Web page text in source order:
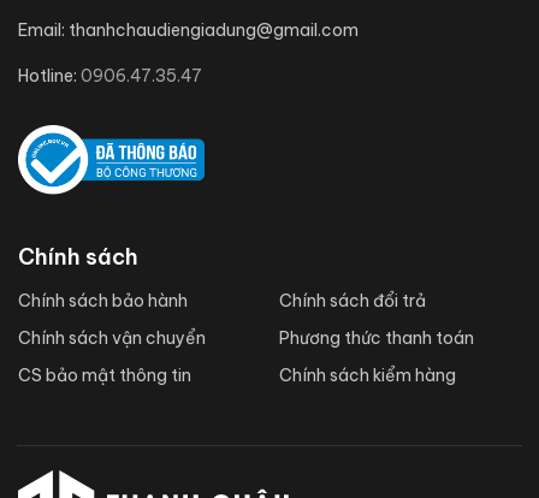
Email: thanhchaudiengiadung@gmail.com
Hotline: 0906.47.35.47
Chính sách
Chính sách bảo hành
Chính sách vận chuyển
CS bảo mật thông tin
Chính sách đổi trả
Phương thức thanh toán
Chính sách kiểm hàng